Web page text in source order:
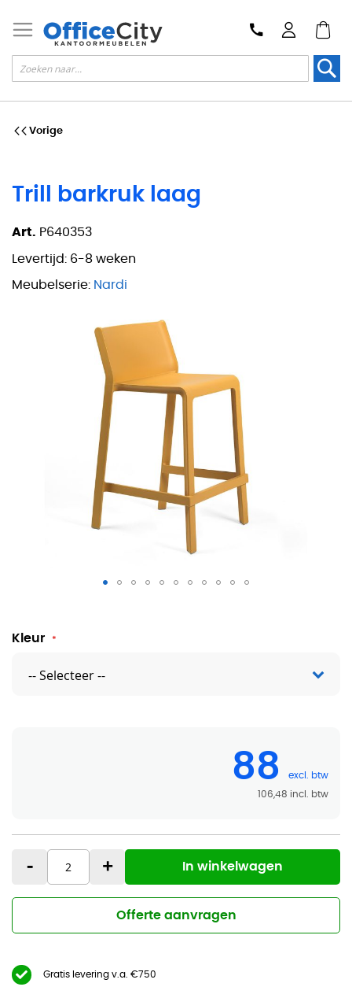
Trill barkruk laag
Art. P640353
Levertijd: 6-8 weken
Meubelserie: Nardi
Trill barkruk laag
Kleur
88
106,48
- + In winkelwagen
Offerte aanvragen
Gratis levering v.a. €750
Vorige